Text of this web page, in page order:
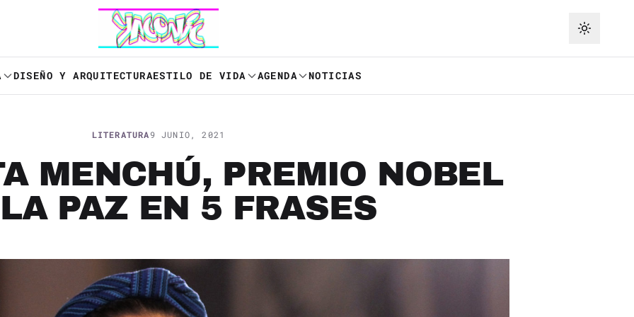
DISEÑO Y ARQUITECTURAESTILO DE VIDA AGENDA NOTICIAS
LITERATURA9 JUNIO, 2021
MENCHÚ, PREMIO NOBEL
PAZ EN 5 FRASES